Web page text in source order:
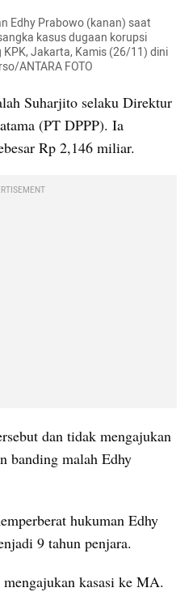
Edhy Prabowo (kanan) saat
kasus dugaan korupsi
Jakarta, Kamis (26/11) dini
ANTARA FOTO
Suharjito selaku Direktur
(PT DPPP). Ia
Rp 2,146 miliar.
dan tidak mengajukan
banding malah Edhy
hukuman Edhy
9 tahun penjara.
kasasi ke MA.